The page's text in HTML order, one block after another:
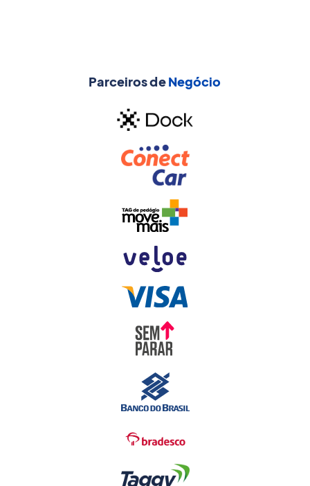
Parceiros deNegócio